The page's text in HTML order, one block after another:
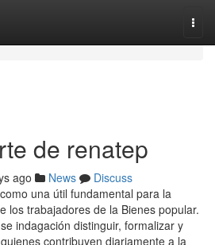
de renatep
ago News
Discuss
‍una ⁣útil fundamental para la
los trabajadores de la Bienes popular.
indagación distinguir, formalizar y
contribuyen diariamente a la